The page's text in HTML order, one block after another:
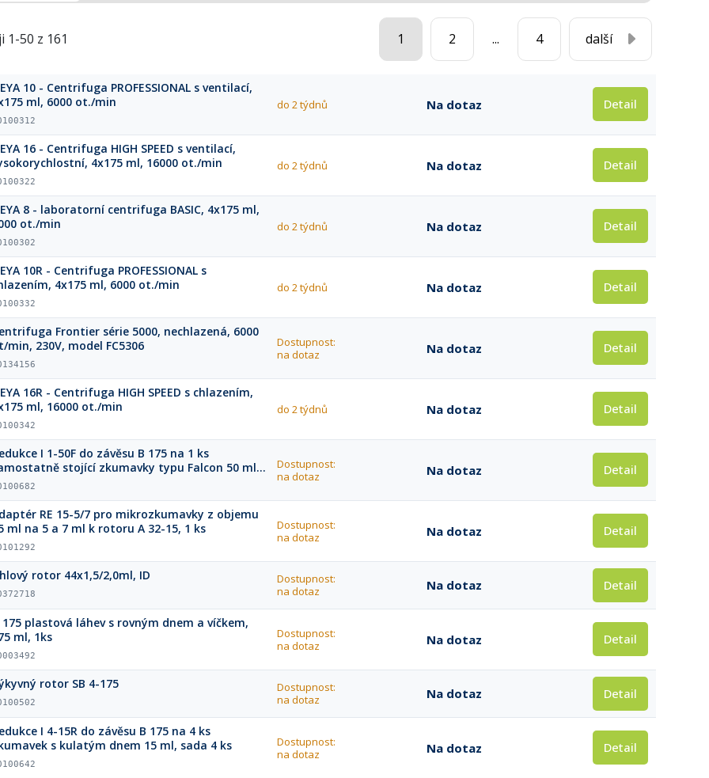
1-50 z 161 1 2 ... 4 další
10 - Centrifuga PROFESSIONAL s ventilací,
ml, 6000 ot./min
do 2 týdnů Na dotaz Detail
16 - Centrifuga HIGH SPEED s ventilací,
4x175 ml, 16000 ot./min
do 2 týdnů Na dotaz Detail
8 - laboratorní centrifuga BASIC, 4x175 ml,
ot./min
do 2 týdnů Na dotaz Detail
10R - Centrifuga PROFESSIONAL s
4x175 ml, 6000 ot./min
do 2 týdnů Na dotaz Detail
Frontier série 5000, nechlazená, 6000
min, 230V, model FC5306
Dostupnost:
na dotaz
Na dotaz Detail
16R - Centrifuga HIGH SPEED s chlazením,
ml, 16000 ot./min
do 2 týdnů Na dotaz Detail
I 1-50F do závěsu B 175 na 1 ks
stojící zkumavky typu Falcon 50 ml,
4 ks
Dostupnost:
na dotaz
Na dotaz Detail
RE 15-5/7 pro mikrozkumavky z objemu
ml na 5 a 7 ml k rotoru A 32-15, 1 ks
Dostupnost:
na dotaz
Na dotaz Detail
rotor 44x1,5/2,0ml, ID
Dostupnost:
na dotaz
Na dotaz Detail
175 plastová láhev s rovným dnem a víčkem,
ml, 1ks
Dostupnost:
na dotaz
Na dotaz Detail
rotor SB 4-175
Dostupnost:
na dotaz
Na dotaz Detail
I 4-15R do závěsu B 175 na 4 ks
s kulatým dnem 15 ml, sada 4 ks
Dostupnost:
na dotaz
Na dotaz Detail